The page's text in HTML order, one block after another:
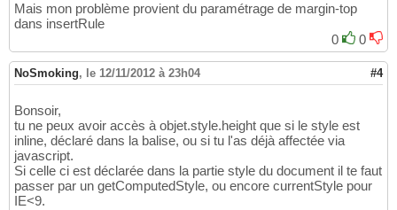
Mais mon problème provient du paramétrage de margin-top
dans insertRule
0
0
NoSmoking, le 12/11/2012 à 23h04 #4
Bonsoir,
tu ne peux avoir accès à objet.style.height que si le style est
inline, déclaré dans la balise, ou si tu l'as déjà affectée via
javascript.
Si celle ci est déclarée dans la partie style du document il te faut
passer par un getComputedStyle, ou encore currentStyle pour
IE<9.